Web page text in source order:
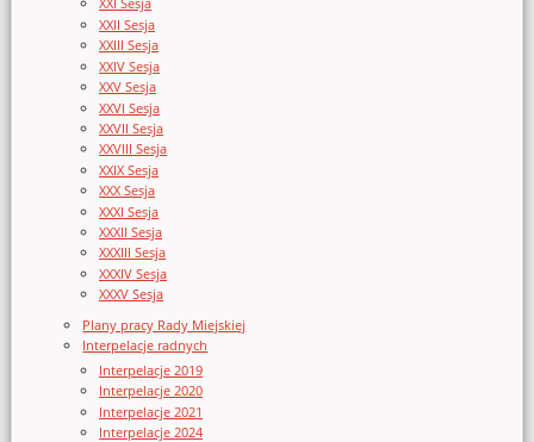
XXII Sesja
XXIII Sesja
XXIV Sesja
XXV Sesja
XXVI Sesja
XXVII Sesja
XXVIII Sesja
XXIX Sesja
XXX Sesja
XXXI Sesja
XXXII Sesja
XXXIII Sesja
XXXIV Sesja
XXXV Sesja
Plany pracy Rady Miejskiej
Interpelacje radnych
Interpelacje 2019
Interpelacje 2020
Interpelacje 2021
Interpelacje 2024